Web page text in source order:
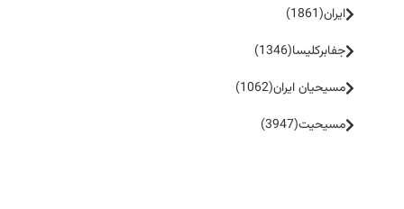
ایران(1861)
جفا‌بر‌کلیسا(1346)
مسیحیان ایران(1062)
مسیحیت(3947)